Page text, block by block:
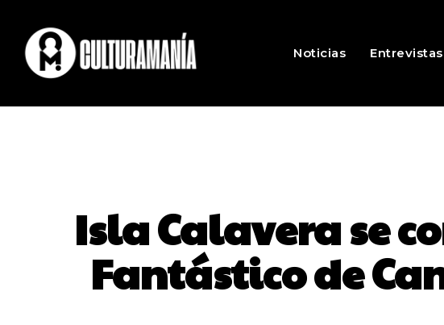
Noticias
Isla Calavera se
Fantástico de